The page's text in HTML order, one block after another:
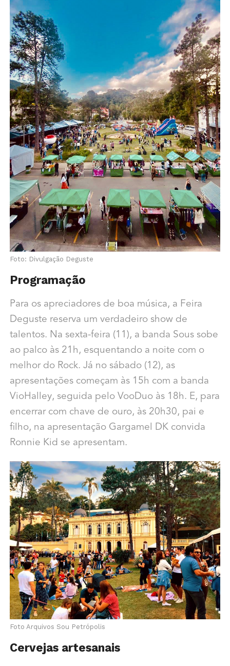
Foto: Divulgação Deguste
Programação
Para os apreciadores de boa música, a Feira
Deguste reserva um verdadeiro show de
talentos. Na sexta-feira (11), a banda Sous sobe
ao palco às 21h, esquentando a noite com o
melhor do Rock. Já no sábado (12), as
apresentações começam às 15h com a banda
VioHalley, seguida pelo VooDuo às 18h. E, para
encerrar com chave de ouro, às 20h30, pai e
filho, na apresentação Gargamel DK convida
Ronnie Kid se apresentam.
Foto Arquivos Sou Petrópolis
Cervejas artesanais